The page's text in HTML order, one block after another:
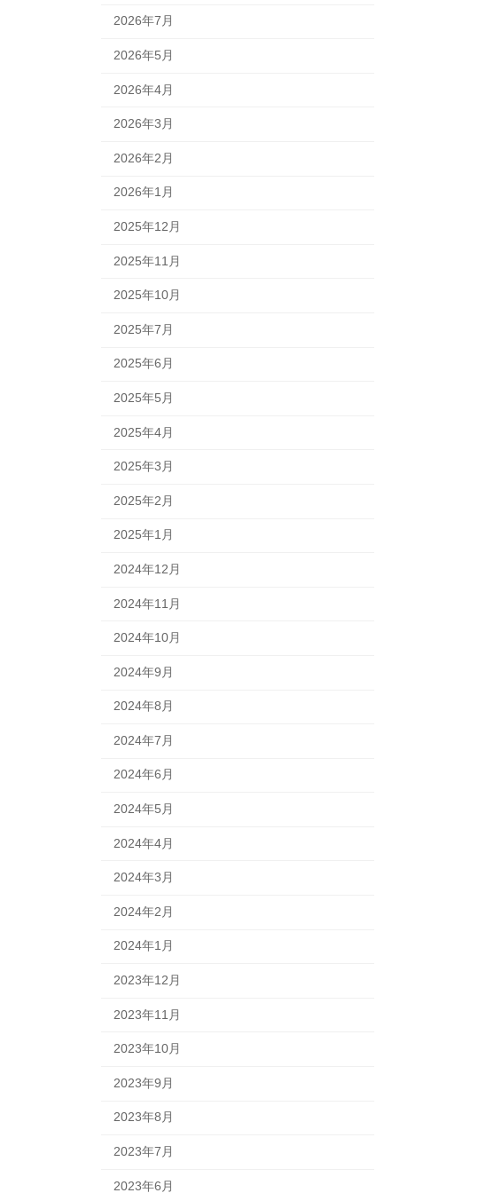
2026年7月
2026年5月
2026年4月
2026年3月
2026年2月
2026年1月
2025年12月
2025年11月
2025年10月
2025年7月
2025年6月
2025年5月
2025年4月
2025年3月
2025年2月
2025年1月
2024年12月
2024年11月
2024年10月
2024年9月
2024年8月
2024年7月
2024年6月
2024年5月
2024年4月
2024年3月
2024年2月
2024年1月
2023年12月
2023年11月
2023年10月
2023年9月
2023年8月
2023年7月
2023年6月